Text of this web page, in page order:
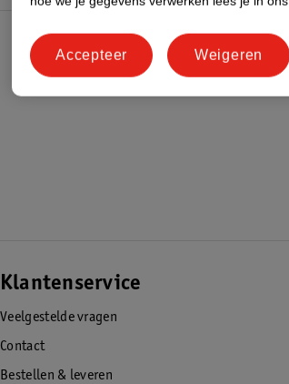
Klantenservice
Veelgestelde vragen
Contact
Bestellen & leveren
Weigeren
Accepteer